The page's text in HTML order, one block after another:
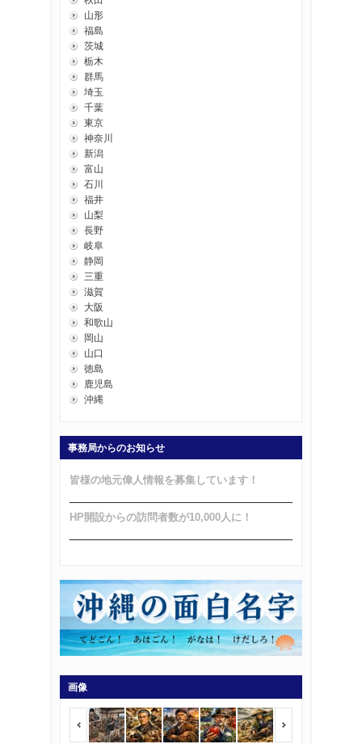
山形
福島
茨城
栃木
群馬
埼玉
千葉
東京
神奈川
新潟
富山
石川
福井
山梨
長野
岐阜
静岡
三重
滋賀
大阪
和歌山
岡山
山口
徳島
鹿児島
沖縄
事務局からのお知らせ
皆様の地元偉人情報を募集しています！
HP開設からの訪問者数が10,000人に！
画像